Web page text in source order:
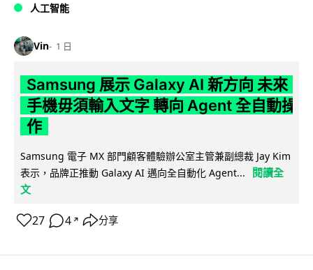
人工智能
Vin 1 日
Samsung 展示 Galaxy AI 新方向 未來
手機毋須輸入文字 轉向 Agent 全自動操
作
Samsung 電子 MX 部門顧客體驗辦公室主管兼副總裁 Jay Kim
表示，品牌正推動 Galaxy AI 邁向全自動化 Agent...
閱讀全
文
27 4 ↗ 分享